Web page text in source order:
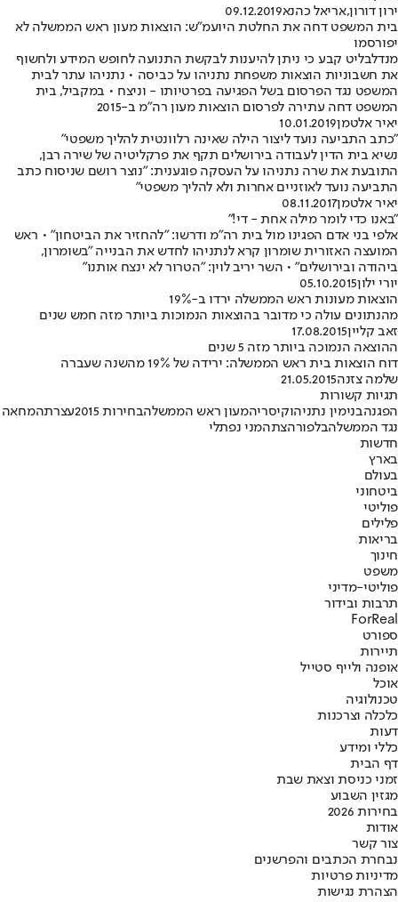
ירון דורון,אריאל כהנא09.12.2019
בית המשפט דחה את החלטת היועמ"ש: הוצאות מעון ראש הממשלה לא
יפורסמו
מנדלבליט קבע כי ניתן להיענות לבקשת התנועה לחופש המידע ולחשוף
את חשבוניות הוצאות משפחת נתניהו על כביסה • נתניהו עתר לבית
המשפט נגד הפרסום בשל הפגיעה בפרטיותו - וניצח • במקביל, בית
המשפט דחה עתירה לפרסום הוצאות מעון רה"מ ב-2015
יאיר אלטמן10.01.2019
"כתב התביעה נועד ליצור הילה שאינה רלוונטית להליך משפטי"
נשיא בית הדין לעבודה בירושלים תקף את פרקליטיה של שירה רבן,
התובעת את שרה נתניהו על העסקה פוגענית: "נוצר רושם שניסוח כתב
התביעה נועד לאוזניים אחרות ולא להליך משפטי"
יאיר אלטמן08.11.2017
"באנו כדי לומר מילה אחת - די!"
אלפי בני אדם הפגינו מול בית רה"מ ודרשו: "להחזיר את הביטחון" • ראש
המועצה האזורית שומרון קרא לנתניהו לחדש את הבנייה "בשומרון,
ביהודה ובירושלים" • השר יריב לוין: "הטרור לא ינצח אותנו"
יורי ילון05.10.2015
הוצאות מעונות ראש הממשלה ירדו ב-19%
מהנתונים עולה כי מדובר בהוצאות הנמוכות ביותר מזה חמש שנים
זאב קליין17.08.2015
ההוצאה הנמוכה ביותר מזה 5 שנים
דוח הוצאות בית ראש הממשלה: ירידה של 19% מהשנה שעברה
שלמה צזנה21.05.2015
תגיות קשורות
הפגנהבנימין נתניהוקיסריהמעון ראש הממשלהבחירות 2015 עצרתהמחאה
נגד הממשלהבלפורהצתהמני נפתלי
חדשות
בארץ
בעולם
ביטחוני
פוליטי
פלילים
בריאות
חינוך
משפט
פוליטי-מדיני
תרבות ובידור
ForReal
ספורט
תיירות
אופנה ולייף סטייל
אוכל
טכנולוגיה
כלכלה וצרכנות
דעות
כללי ומידע
דף הבית
זמני כניסת וצאת שבת
מגזין השבוע
בחירות 2026
אודות
צור קשר
נבחרת הכתבים והפרשנים
מדיניות פרטיות
הצהרת נגישות